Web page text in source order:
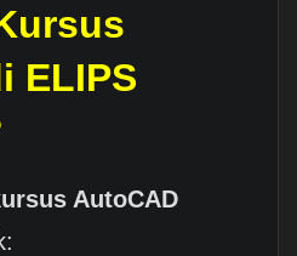
ELIPS
AutoCAD